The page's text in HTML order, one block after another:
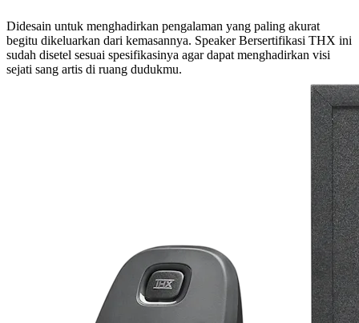
Didesain untuk menghadirkan pengalaman yang paling akurat
begitu dikeluarkan dari kemasannya. Speaker Bersertifikasi THX ini
sudah disetel sesuai spesifikasinya agar dapat menghadirkan visi
sejati sang artis di ruang dudukmu.